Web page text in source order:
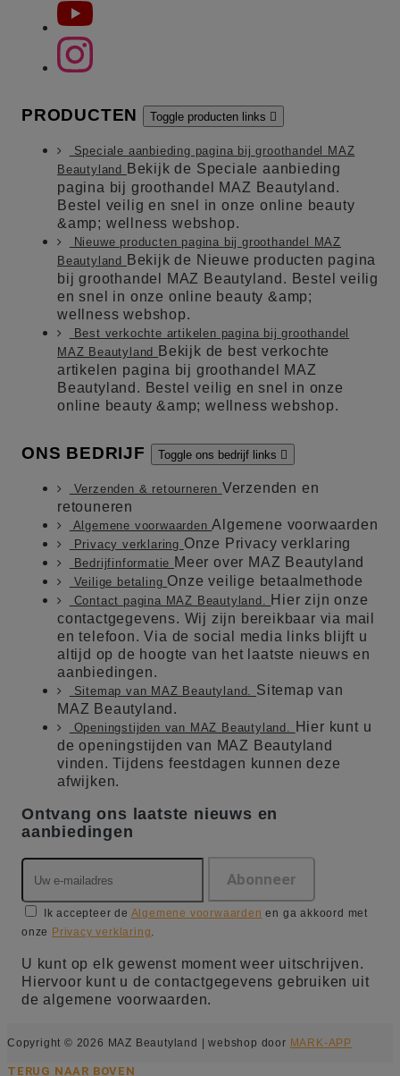
PRODUCTEN Toggle producten links 
Speciale aanbieding pagina bij groothandel MAZ
Beautyland
Bekijk de Speciale aanbieding
pagina bij groothandel MAZ Beautyland.
Bestel veilig en snel in onze online beauty
&amp; wellness webshop.
Nieuwe producten pagina bij groothandel MAZ
Beautyland
Bekijk de Nieuwe producten pagina
bij groothandel MAZ Beautyland. Bestel veilig
en snel in onze online beauty &amp;
wellness webshop.
Best verkochte artikelen pagina bij groothandel
MAZ Beautyland
Bekijk de best verkochte
artikelen pagina bij groothandel MAZ
Beautyland. Bestel veilig en snel in onze
online beauty &amp; wellness webshop.
ONS BEDRIJF Toggle ons bedrijf links 
Verzenden & retourneren Verzenden en
retouneren
Algemene voorwaardenAlgemene voorwaarden
Privacy verklaring Onze Privacy verklaring
Bedrijfinformatie Meer over MAZ Beautyland
Veilige betaling Onze veilige betaalmethode
Contact pagina MAZ Beautyland.
Hier zijn onze
contactgegevens. Wij zijn bereikbaar via mail
en telefoon. Via de social media links blijft u
altijd op de hoogte van het laatste nieuws en
aanbiedingen.
Sitemap van MAZ Beautyland. Sitemap van
MAZ Beautyland.
Openingstijden van MAZ Beautyland.
Hier kunt u
de openingstijden van MAZ Beautyland
vinden. Tijdens feestdagen kunnen deze
afwijken.
Ontvang ons laatste nieuws en
aanbiedingen
Ik accepteer de Algemene voorwaarden en ga akkoord met
onze Privacy verklaring.
U kunt op elk gewenst moment weer uitschrijven.
Hiervoor kunt u de contactgegevens gebruiken uit
de algemene voorwaarden.
Copyright © 2026 MAZ Beautyland | webshop door MARK-APP
TERUG NAAR BOVEN